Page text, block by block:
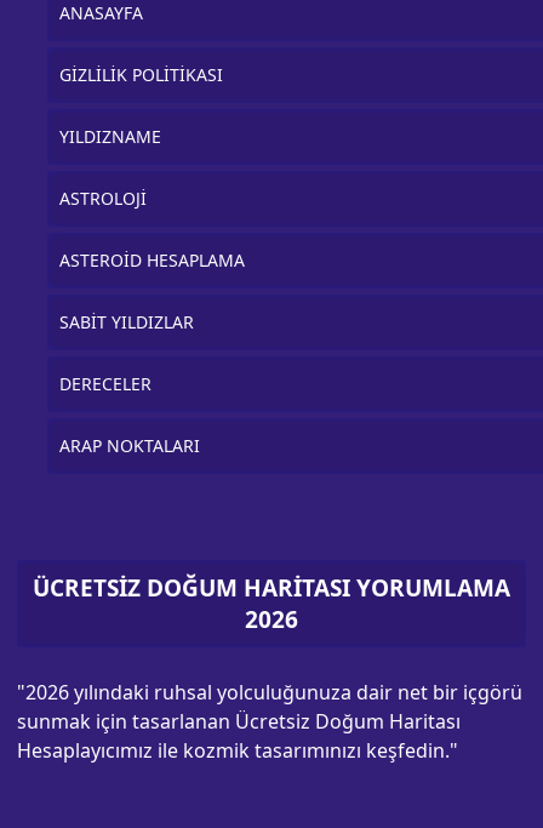
ANASAYFA
GİZLİLİK POLİTİKASI
YILDIZNAME
ASTROLOJİ
ASTEROİD HESAPLAMA
SABİT YILDIZLAR
DERECELER
ARAP NOKTALARI
ÜCRETSİZ DOĞUM HARİTASI YORUMLAMA
2026
"2026 yılındaki ruhsal yolculuğunuza dair net bir içgörü
sunmak için tasarlanan Ücretsiz Doğum Haritası
Hesaplayıcımız ile kozmik tasarımınızı keşfedin."